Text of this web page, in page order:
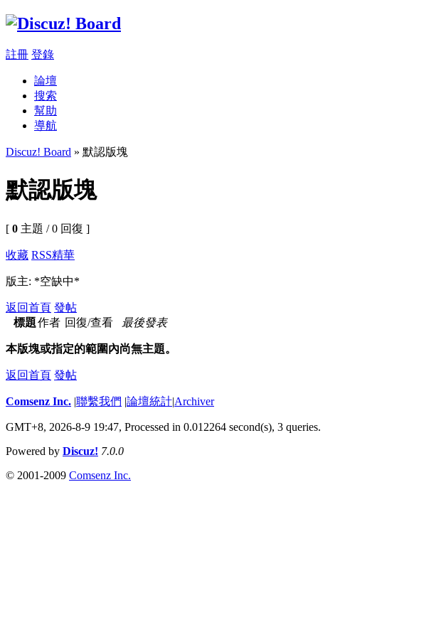
註冊 登錄
論壇
搜索
幫助
導航
Discuz! Board » 默認版塊
默認版塊
[ 0 主題 / 0 回復 ]
收藏 RSS精華
版主: *空缺中*
返回首頁 發帖
標題作者 回復/查看 最後發表
本版塊或指定的範圍內尚無主題。
返回首頁 發帖
Comsenz Inc. |聯繫我們 |論壇統計|Archiver
GMT+8, 2026-8-9 19:47, Processed in 0.012264 second(s), 3 queries.
Powered by Discuz! 7.0.0
© 2001-2009 Comsenz Inc.